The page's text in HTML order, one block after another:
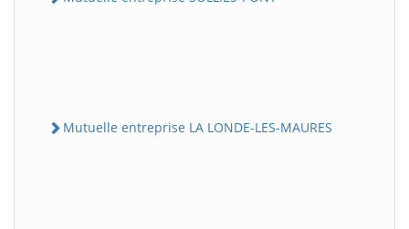
Mutuelle entreprise LA LONDE-LES-MAURES